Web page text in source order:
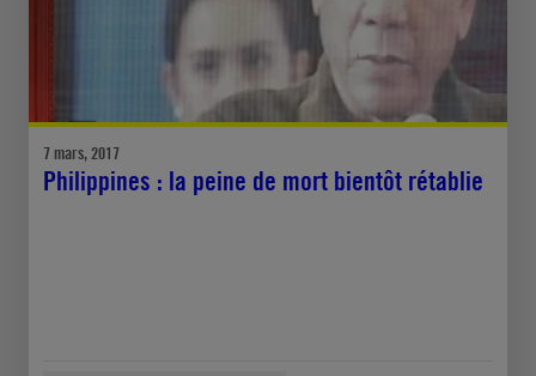
7 mars, 2017
Philippines : la peine de mort bientôt rétablie